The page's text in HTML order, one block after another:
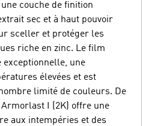
couche de finition
sec et à haut pouvoir
sceller et protéger les
riche en zinc. Le film
exceptionnelle, une
élevées et est
limité de couleurs. De
I (2K) offre une
aux intempéries et des